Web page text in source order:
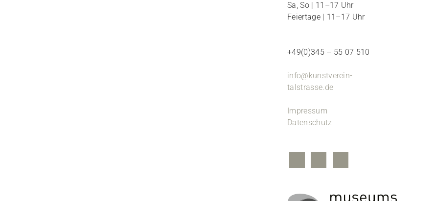
Sa, So | 11–17 Uhr
Feiertage | 11–17 Uhr
+49(0)345 – 55 07 510
info@kunstverein-
talstrasse.de
Impressum
Datenschutz